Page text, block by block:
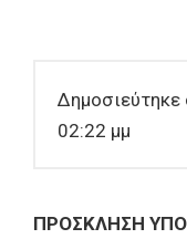
Δημοσιεύτηκε
02:22 μμ
ΠΡΟΣΚΛΗΣΗ